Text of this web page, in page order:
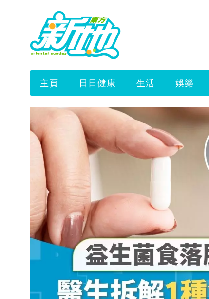
主頁 日日健康 生活 娛樂